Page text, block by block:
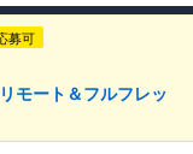
募可
モート＆フルフレッ